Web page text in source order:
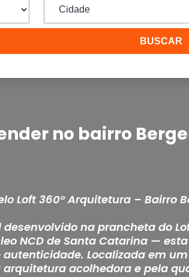
no bairro
Loft 360° Arquitetura – Bairro
na prancheta do
NCD de Santa Catarina —
Localizada em
acolhedora e pela